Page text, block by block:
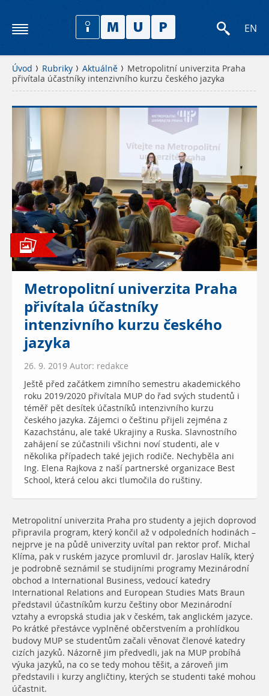
EN
Úvod Rubriky Aktuálně
Metropolitní univerzita Praha
přivítala účastníky intenzivního kurzu českého jazyka
Metropolitní univerzita Praha
přivítala účastníky
intenzivního kurzu českého
jazyka
26. 9. 2019 Autor: redakce
Ještě před začátkem zimního semestru akademického
roku 2019/2020 přivítala MUP do řad svých studentů i
téměř pět desítek účastníků intenzivního kurzu
českého jazyka. Zájemci o češtinu přijeli zejména z
Kazachstánu, ale také Ukrajiny a Ruska. Slavnostního
zahájení se zúčastnili všichni noví studenti, ale v
několika případech také jejich rodiče. Nechyběla ani
Ing. Elena Rajkova z naší partnerské organizace Best
School, která celou akci tlumočila do ruštiny.
Metropolitní univerzita Praha pro studenty a jejich doprovod
připravila program, který končil až v odpoledních hodinách –
nejprve je na půdě univerzity uvítal pan rektor prof. Michal
Klíma, pak v ruském jazyce promluvil dr. Jaroslav Halík, který
je podrobně seznámil se studijními programy Mezinárodní
obchod a International Business, vedoucí katedry
International Relations and European Studies Mats Braun
představil účastníkům kurzu češtiny obor Mezinárodní
vztahy a evropská studia jak v českém, tak anglickém jazyce.
Po krátké přestávce vyplněné občerstvením a prohlídkou
budovy MUP se studentům začali věnovat členové katedry
cizích jazyků. Názorně jim předvedli, jak na MUP probíhá
výuka jazyků, na co se tedy mohou těšit, a zároveň jim
představili i kurzy angličtiny, kterých se studenti také mohou
účastnit.